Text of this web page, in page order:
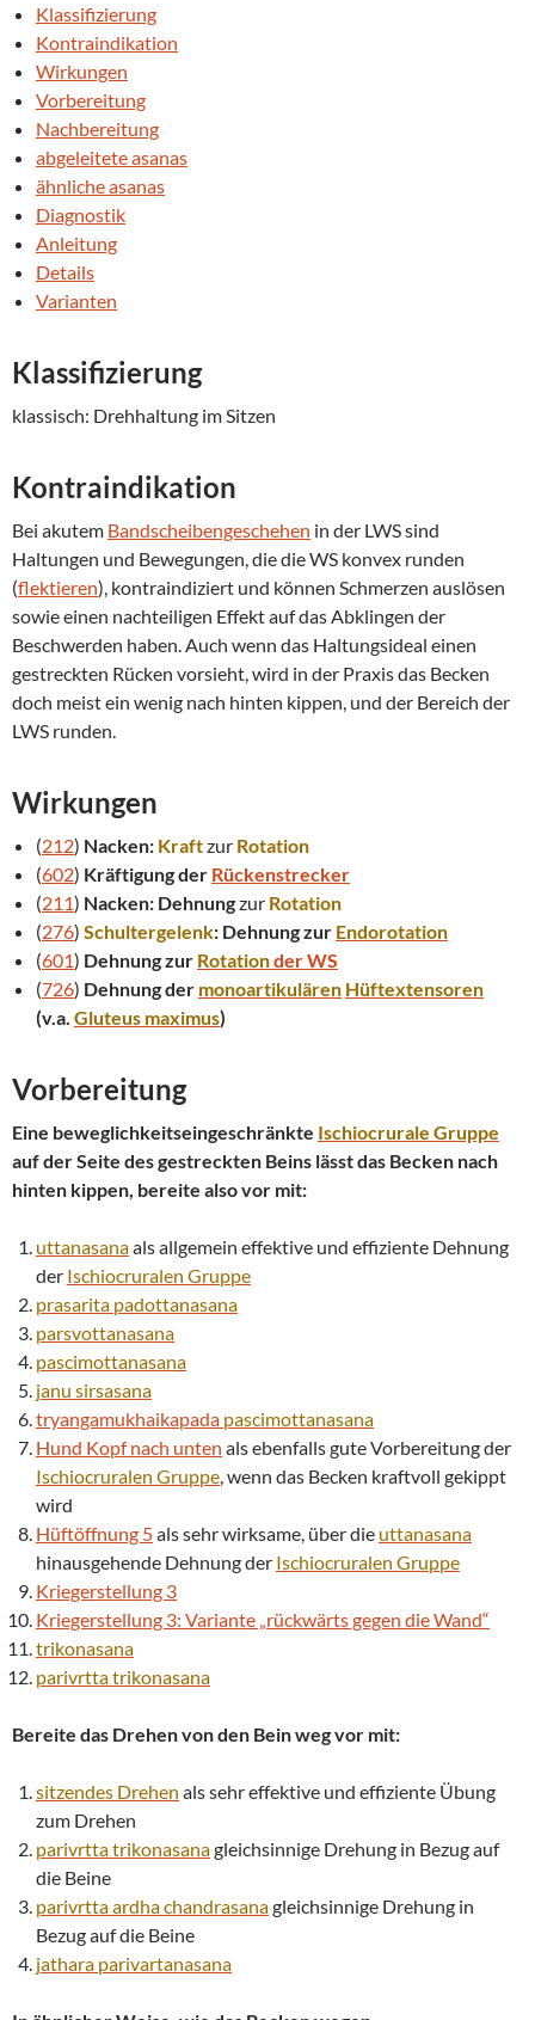
Klassifizierung
Kontraindikation
Wirkungen
Vorbereitung
Nachbereitung
abgeleitete asanas
ähnliche asanas
Diagnostik
Anleitung
Details
Varianten
Klassifizierung
klassisch: Drehhaltung im Sitzen
Kontraindikation
Bei akutem Bandscheibengeschehen in der LWS sind
Haltungen und Bewegungen, die die WS konvex runden
(flektieren), kontraindiziert und können Schmerzen auslösen
sowie einen nachteiligen Effekt auf das Abklingen der
Beschwerden haben. Auch wenn das Haltungsideal einen
gestreckten Rücken vorsieht, wird in der Praxis das Becken
doch meist ein wenig nach hinten kippen, und der Bereich der
LWS runden.
Wirkungen
(212) Nacken: Kraftzur Rotation
(602) Kräftigung der Rückenstrecker
(211) Nacken: Dehnungzur Rotation
(276) Schultergelenk: Dehnung zur Endorotation
(601) Dehnung zur Rotationder WS
(726) Dehnung der monoartikulären Hüftextensoren
(v.a. Gluteus maximus)
Vorbereitung
Eine beweglichkeitseingeschränkte Ischiocrurale Gruppe
auf der Seite des gestreckten Beins lässt das Becken nach
hinten kippen, bereite also vor mit:
uttanasanaals allgemein effektive und effiziente Dehnung
der Ischiocruralen Gruppe
prasarita padottanasana
parsvottanasana
pascimottanasana
janu sirsasana
tryangamukhaikapada pascimottanasana
Hund Kopf nach unten als ebenfalls gute Vorbereitung der
Ischiocruralen Gruppe , wenn das Becken kraftvoll gekippt
wird
Hüftöffnung 5als sehr wirksame, über die uttanasana
hinausgehende Dehnung der Ischiocruralen Gruppe
Kriegerstellung 3
Kriegerstellung 3: Variante „rückwärts gegen die Wand“
trikonasana
parivrttatrikonasana
Bereite das Drehen von den Bein weg vor mit:
sitzendes Drehen als sehr effektive und effiziente Übung
zum Drehen
parivrttatrikonasanagleichsinnige Drehung in Bezug auf
die Beine
parivrttaardha chandrasanagleichsinnige Drehung in
Bezug auf die Beine
jathara parivartanasana